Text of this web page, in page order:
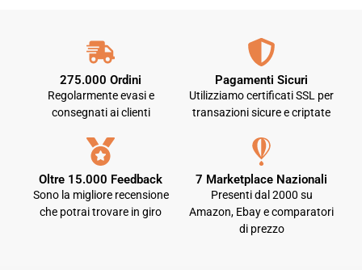
275.000 Ordini
Regolarmente evasi e
consegnati ai clienti
Pagamenti Sicuri
Utilizziamo certificati SSL per
transazioni sicure e criptate
Oltre 15.000 Feedback
Sono la migliore recensione
che potrai trovare in giro
7 Marketplace Nazionali
Presenti dal 2000 su
Amazon, Ebay e comparatori
di prezzo